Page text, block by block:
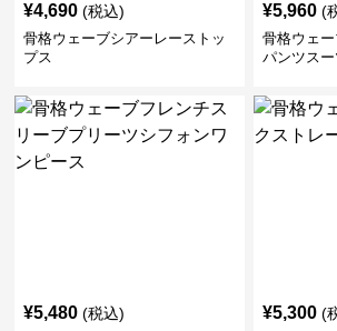
¥4,690 (税込)
骨格ウェーブシアーレーストッ
プス
¥5,960 (
骨格ウェ
パンツスー
¥5,480 (税込) ¥5,300 (